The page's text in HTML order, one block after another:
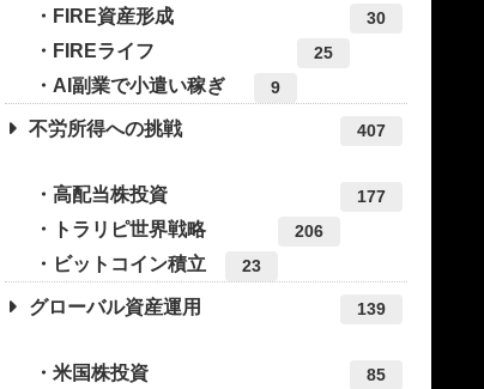
FIRE資産形成 30
FIREライフ 25
AI副業で小遣い稼ぎ 9
不労所得への挑戦 407
高配当株投資 177
トラリピ世界戦略 206
ビットコイン積立 23
グローバル資産運用 139
米国株投資 85